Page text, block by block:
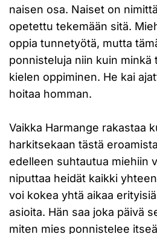
naisen osa. Naiset on
opetettu tekemään sitä.
oppia tunnetyötä, mutta
ponnisteluja niin kuin minkä
kielen oppiminen. He kai
hoitaa homman.
Vaikka Harmange rakastaa
harkitsekaan tästä
edelleen suhtautua miehiin
niputtaa heidät kaikki
voi kokea yhtä aikaa
asioita. Hän saa joka päivä
miten mies ponnistelee